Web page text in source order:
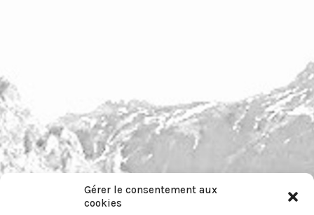
Gérer le consentement aux
cookiespour nous contacter :